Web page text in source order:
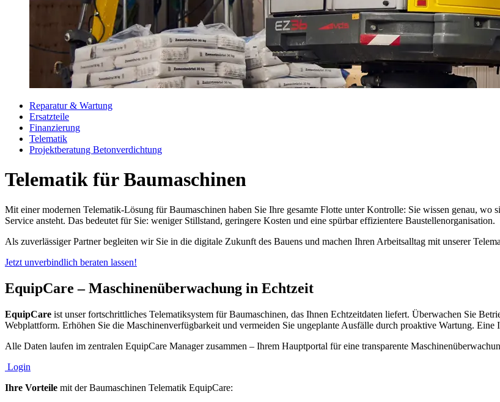
Reparatur & Wartung
Ersatzteile
Finanzierung
Telematik
Projektberatung Betonverdichtung
Telematik für Baumaschinen
Mit einer modernen Telematik-Lösung für Baumaschinen haben Sie Ihre gesamte Flotte unter Kontrolle: Sie wissen genau,
Service ansteht. Das bedeutet für Sie: weniger Stillstand, geringere Kosten und eine spürbar effizientere Baustellenorganisation.
Als zuverlässiger Partner begleiten wir Sie in die digitale Zukunft des Bauens und machen Ihren Arbeitsalltag mit unserer
Jetzt unverbindlich beraten lassen!
EquipCare – Maschinenüberwachung in Echtzeit
EquipCare ist unser fortschrittliches Telematiksystem für Baumaschinen, das Ihnen Echtzeitdaten liefert. Überwachen Sie
Webplattform. Erhöhen Sie die Maschinenverfügbarkeit und vermeiden Sie ungeplante Ausfälle durch proaktive Wartung. Eine
Alle Daten laufen im zentralen EquipCare Manager zusammen – Ihrem Hauptportal für eine transparente
Login
Ihre Vorteile mit der Baumaschinen Telematik EquipCare: